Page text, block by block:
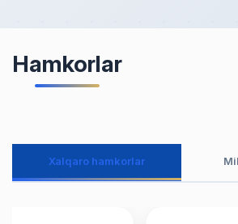
Hamkorlar
Xalqaro hamkorlar